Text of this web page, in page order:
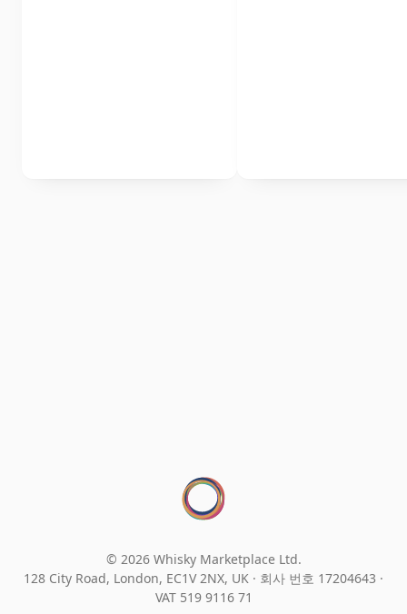
© 2026 Whisky Marketplace Ltd.
128 City Road, London, EC1V 2NX, UK · 회사 번호 17204643 ·
VAT 519 9116 71